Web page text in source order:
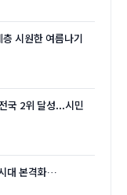
시원한 여름나기
국 2위 달성...시민
대 본격화…